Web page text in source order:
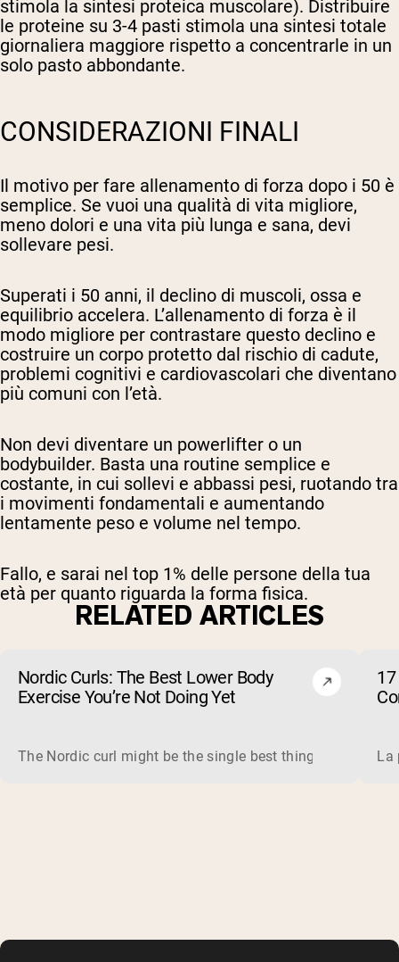
stimola la sintesi proteica muscolare). Distribuire
le proteine su 3-4 pasti stimola una sintesi totale
giornaliera maggiore rispetto a concentrarle in un
solo pasto abbondante.
CONSIDERAZIONI FINALI
Il motivo per fare allenamento di forza dopo i 50 è
semplice. Se vuoi una qualità di vita migliore,
meno dolori e una vita più lunga e sana, devi
sollevare pesi.
Superati i 50 anni, il declino di muscoli, ossa e
equilibrio accelera. L’allenamento di forza è il
modo migliore per contrastare questo declino e
costruire un corpo protetto dal rischio di cadute,
problemi cognitivi e cardiovascolari che diventano
più comuni con l’età.
Non devi diventare un powerlifter o un
bodybuilder. Basta una routine semplice e
costante, in cui sollevi e abbassi pesi, ruotando tra
i movimenti fondamentali e aumentando
lentamente peso e volume nel tempo.
Fallo, e sarai nel top 1% delle persone della tua
età per quanto riguarda la forma fisica.
RELATED ARTICLES
Nordic Curls: The Best Lower Body
Exercise You’re Not Doing Yet
The Nordic curl might be the single best thing you can La